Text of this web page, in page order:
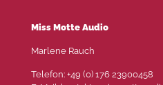
Miss Motte Audio
Marlene Rauch
Telefon: +49 (0) 176 23900458